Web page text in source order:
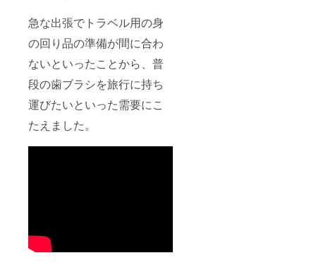
急な出張でトラベル用の身
の回り品の準備が間に合わ
ないといったことから、普
段の歯ブラシを旅行に持ち
運びたいといった需要にこ
たえました。